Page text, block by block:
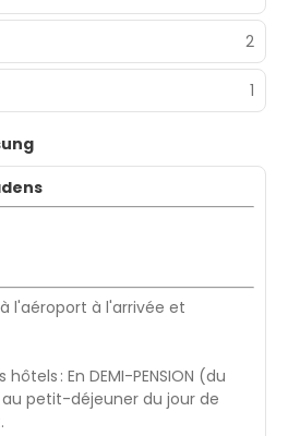
2
1
l'aéroport à l'arrivée et
: En DEMI-PENSION (du
au petit-déjeuner du jour de